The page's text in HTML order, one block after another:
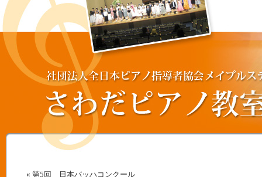
« 第5回 日本バッハコンクール